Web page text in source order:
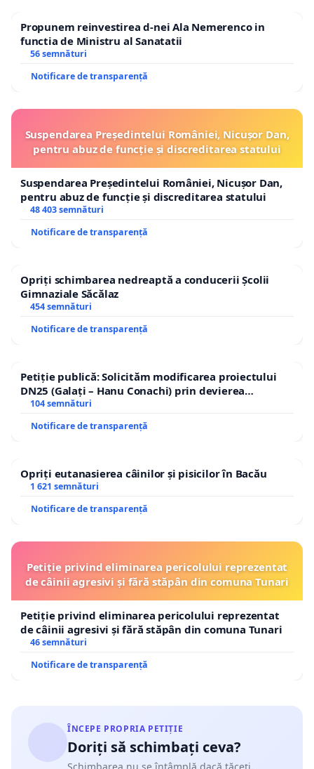
Propunem reinvestirea d-nei Ala Nemerenco in
functia de Ministru al Sanatatii
56 semnături
Notificare de transparență
Suspendarea Președintelui României, Nicușor Dan,
pentru abuz de funcție și discreditarea statului
Suspendarea Președintelui României, Nicușor Dan,
pentru abuz de funcție și discreditarea statului
48 403 semnături
Notificare de transparență
Opriți schimbarea nedreaptă a conducerii Școlii
Gimnaziale Săcălaz
454 semnături
Notificare de transparență
Petiție publică: Solicităm modificarea proiectului
DN25 (Galați – Hanu Conachi) prin devierea
traseului în afara localităților!
104 semnături
Notificare de transparență
Opriți eutanasierea câinilor și pisicilor în Bacău
1 621 semnături
Notificare de transparență
Petiție privind eliminarea pericolului reprezentat
de câinii agresivi și fără stăpân din comuna Tunari
Petiție privind eliminarea pericolului reprezentat
de câinii agresivi și fără stăpân din comuna Tunari
46 semnături
Notificare de transparență
ÎNCEPE PROPRIA PETIȚIE
Doriți să schimbați ceva?